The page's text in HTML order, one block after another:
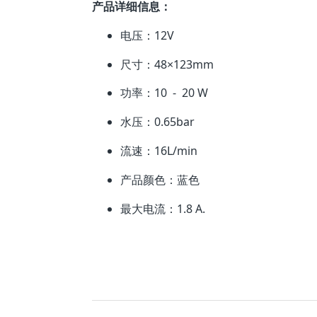
产品详细信息：
电压：12V
尺寸：48×123mm
功率：10 - 20 W
水压：0.65bar
流速：16L/min
产品颜色：蓝色
最大电流：1.8 A.